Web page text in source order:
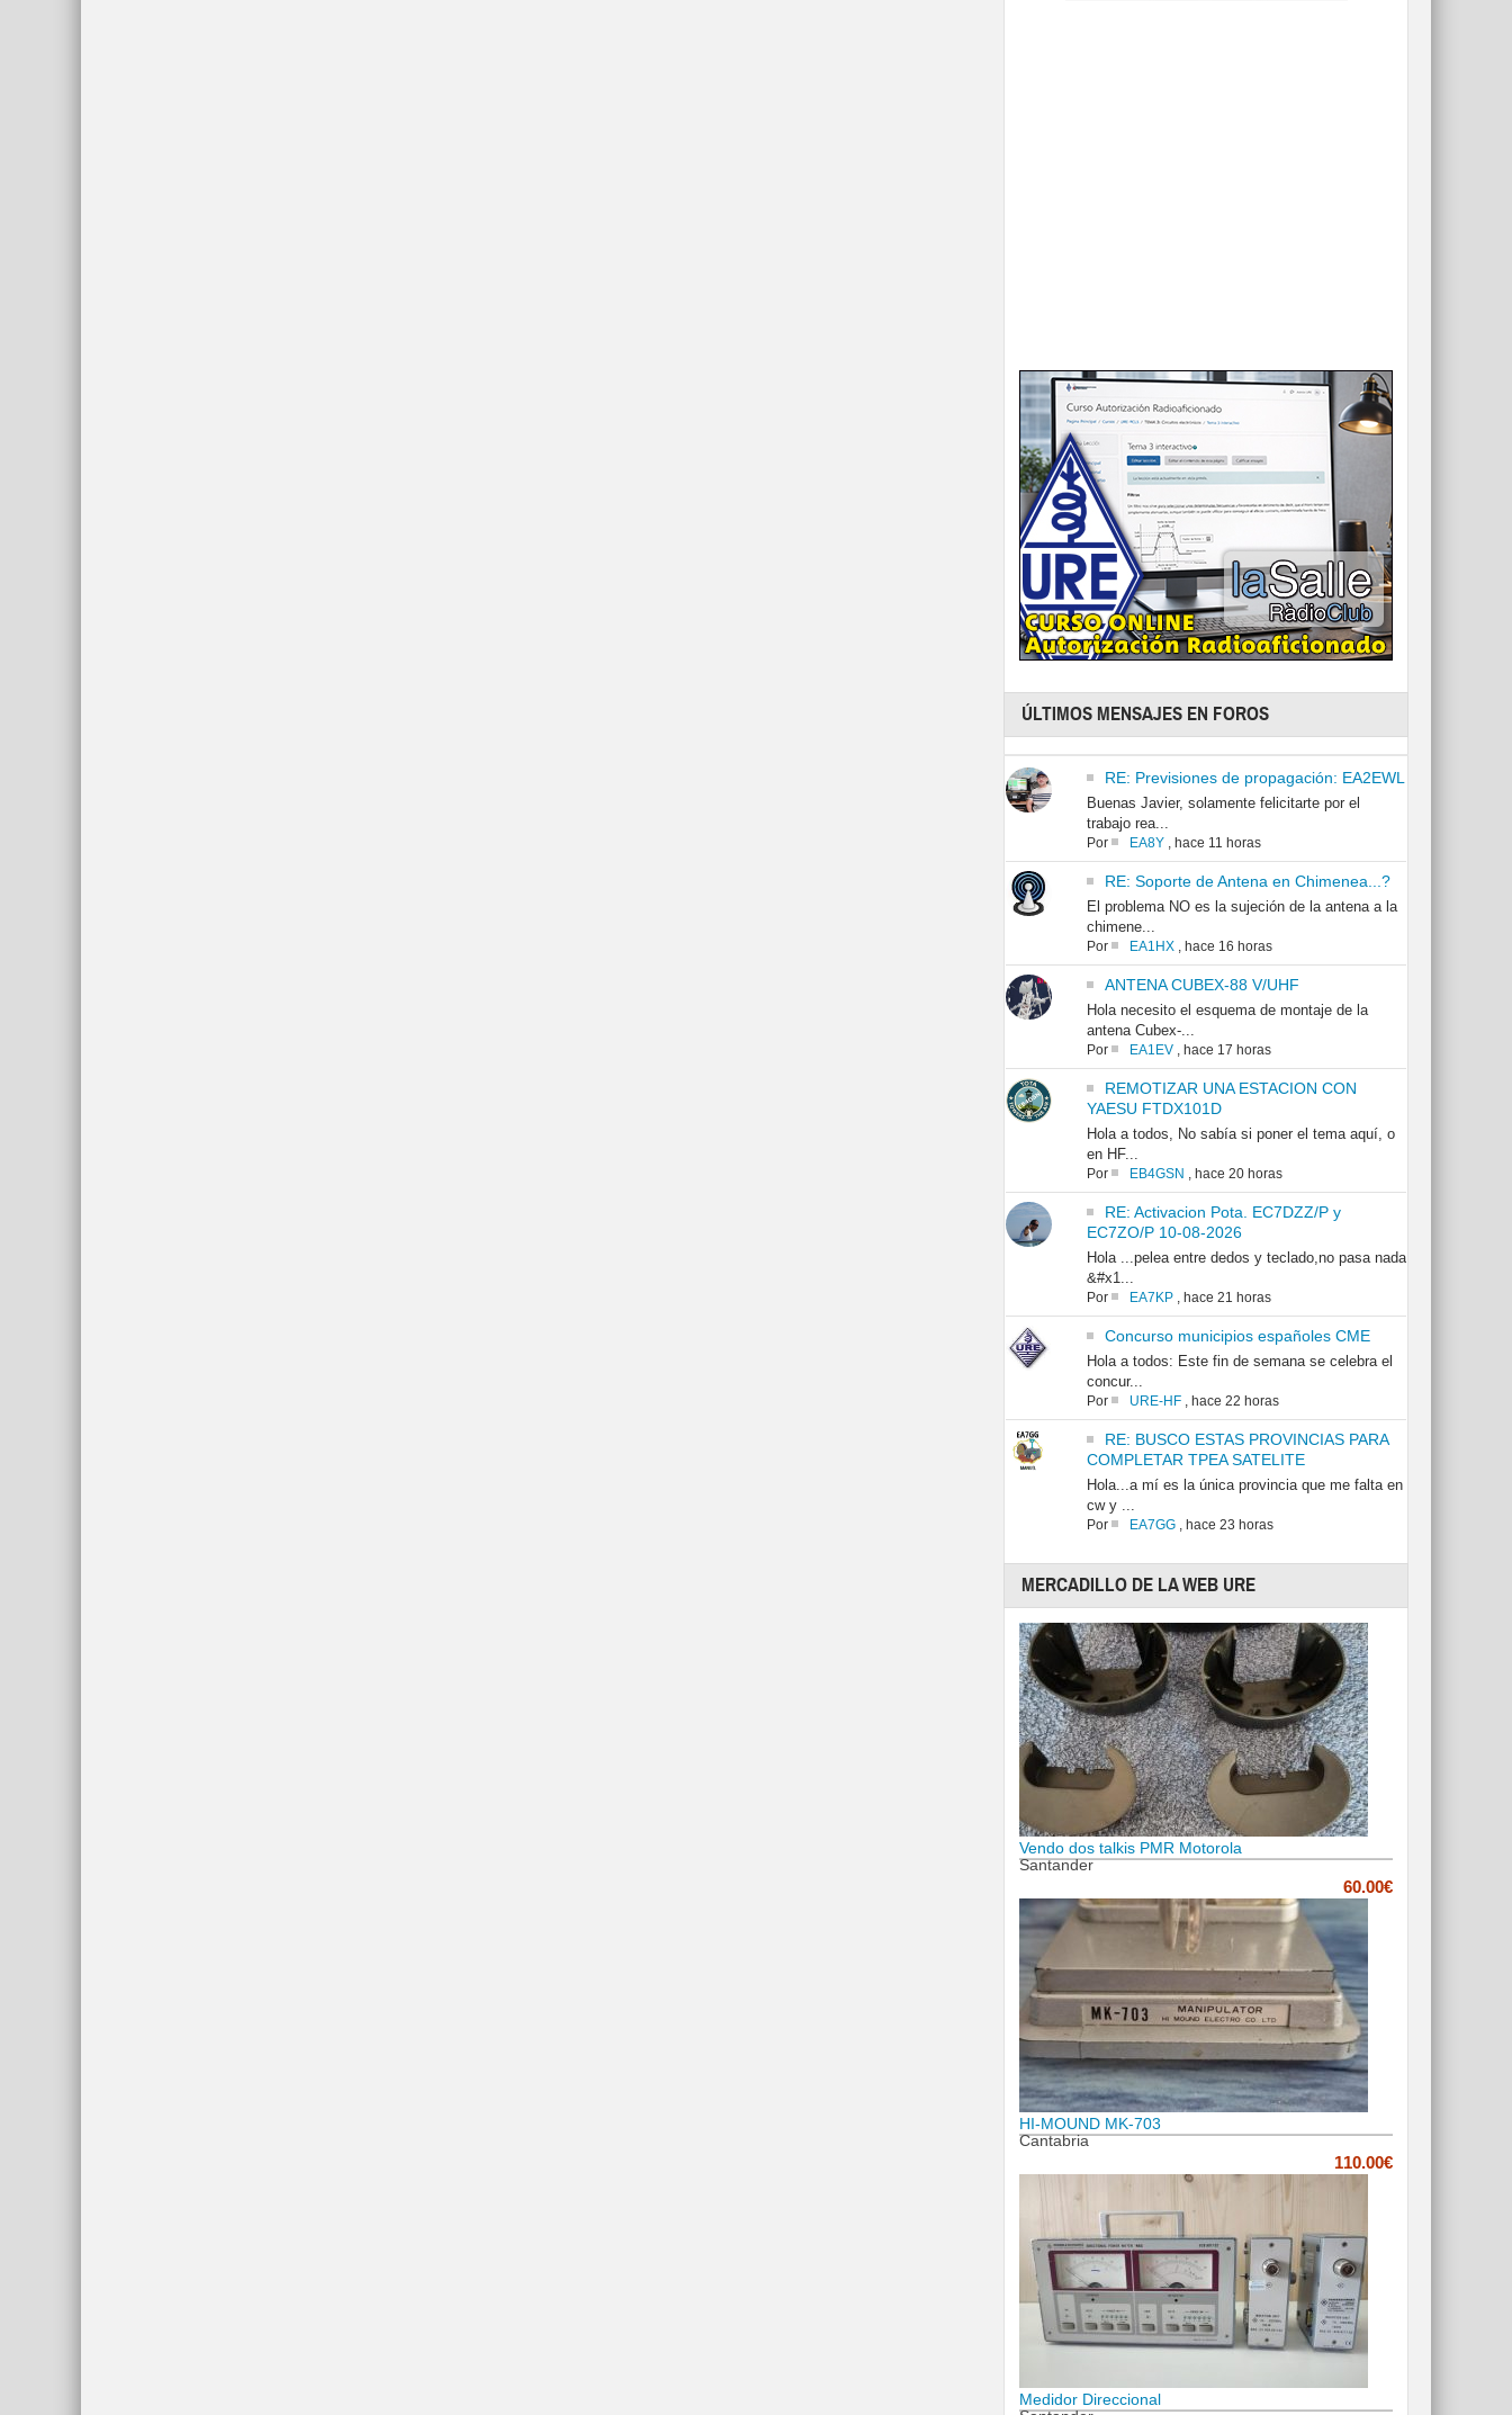
ÚLTIMOS MENSAJES EN FOROS
RE: Previsiones de propagación: EA2EWL
Buenas Javier, solamente felicitarte por el
trabajo rea...
Por EA8Y, hace 11 horas
RE: Soporte de Antena en Chimenea...?
El problema NO es la sujeción de la antena a la
chimene...
Por EA1HX, hace 16 horas
ANTENA CUBEX-88 V/UHF
Hola necesito el esquema de montaje de la
antena Cubex-...
Por EA1EV, hace 17 horas
REMOTIZAR UNA ESTACION CON
YAESU FTDX101D
Hola a todos, No sabía si poner el tema aquí, o
en HF...
Por EB4GSN , hace 20 horas
RE: Activacion Pota. EC7DZZ/P y
EC7ZO/P 10-08-2026
Hola ...pelea entre dedos y teclado,no pasa nada
&#x1...
Por EA7KP, hace 21 horas
Concurso municipios españoles CME
Hola a todos: Este fin de semana se celebra el
concur...
Por URE-HF, hace 22 horas
RE: BUSCO ESTAS PROVINCIAS PARA
COMPLETAR TPEA SATELITE
Hola...a mí es la única provincia que me falta en
cw y ...
Por EA7GG, hace 23 horas
MERCADILLO DE LA WEB URE
Vendo dos talkis PMR Motorola
Santander
60.00€
HI-MOUND MK-703
Cantabria
110.00€
Medidor Direccional